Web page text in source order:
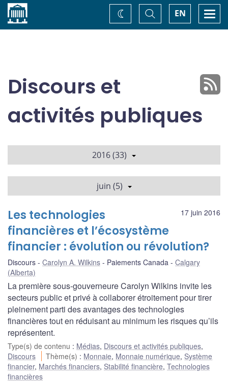
Accueil EN
Basculer
la
recherche
Changez
de
Discours et
activités publiques
2016 (33)
juin (5)
17 juin 2016
Les technologies
financières et l’écosystème
financier : évolution ou révolution?
Discours Carolyn A. Wilkins Paiements Canada
Calgary
(Alberta)
La première sous-gouverneure Carolyn Wilkins invite les
secteurs public et privé à collaborer étroitement pour tirer
pleinement parti des avantages des technologies
financières tout en réduisant au minimum les risques qu’ils
représentent.
Type(s) de contenu : Médias, Discours et activités publiques,
Discours
Thème(s) : Monnaie, Monnaie numérique, Système
financier, Marchés financiers, Stabilité financière, Technologies
financières